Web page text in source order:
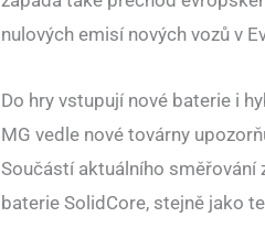
nulových emisí nových vozů v
Do hry vstupují nové baterie i
MG vedle nové továrny
Součástí aktuálního směřování
baterie SolidCore, stejně jako